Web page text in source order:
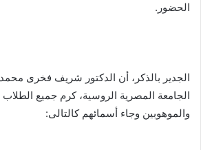
الحضور.
الجدير بالذكر، أن الدكتور شريف فخرى
الجامعة المصرية الروسية، كرم جميع الطلاب
والموهوبين وجاء أسمائهم كالتالى: